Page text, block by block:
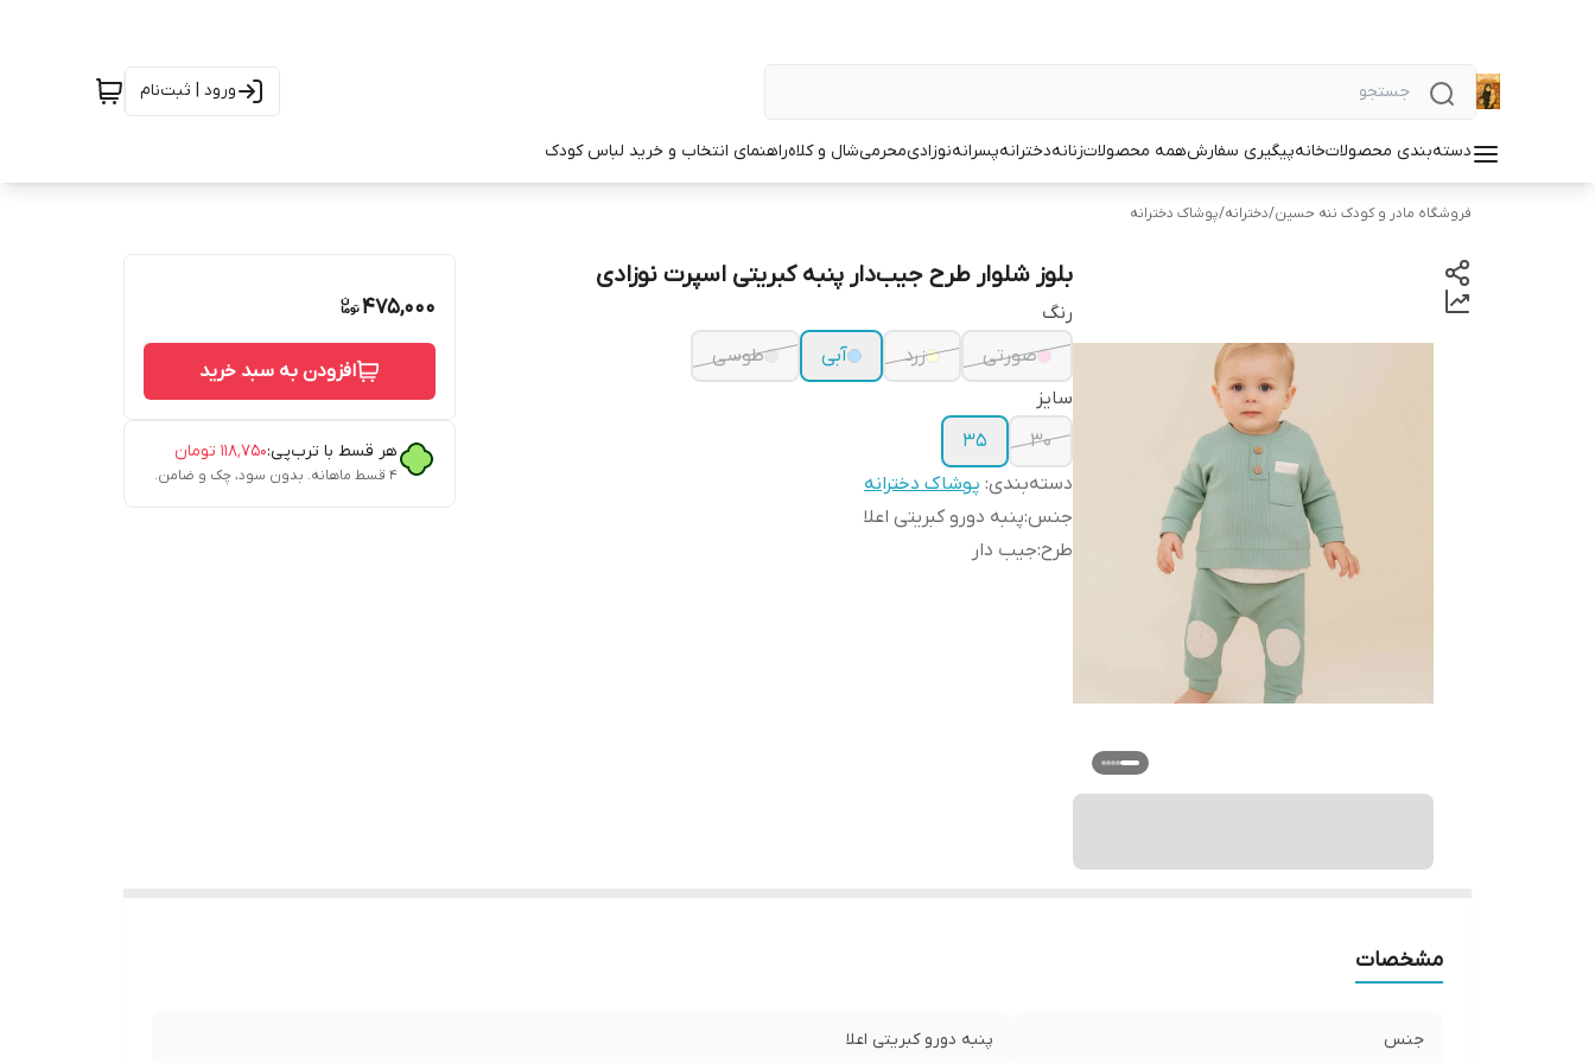
ورود | ثبت‌نام
دسته‌بندی محصولاتخانهپیگیری سفارشهمه محصولاتزنانهدخترانهپسرانهنوزادیمحرمیشال و کلاهراهنمای انتخاب و خرید لباس کودک
فروشگاه مادر و کودک ننه حسین/دخترانه/پوشاک دخترانه
بلوز شلوار طرح جیب‌دار پنبه کبریتی اسپرت نوزادی
رنگ
صورتی
زرد آبی
طوسی
سایز
۳۰
۳۵
دسته‌بندی: پوشاک دخترانه
جنس:پنبه دورو کبریتی اعلا
طرح:جیب دار
475,000
افزودن به سبد خرید
هر قسط با ترب‌پی:۱۱۸٬۷۵۰ تومان
۴ قسط ماهانه. بدون سود، چک و ضامن.
مشخصات
جنس پنبه دورو کبریتی اعلا